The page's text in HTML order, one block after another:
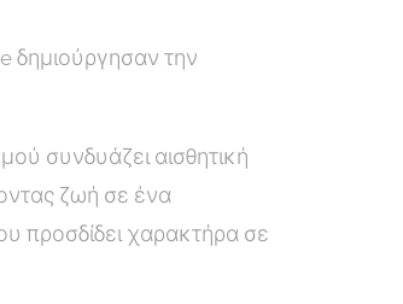
δημιούργησαν την
συνδυάζει αισθητική
ζωή σε ένα
προσδίδει χαρακτήρα σε